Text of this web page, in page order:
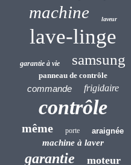
machine laveur
lave-linge
garantie à vie samsung
panneau de contrôle
commande frigidaire
contrôle
même porte araignée
machine à laver
garantie moteur